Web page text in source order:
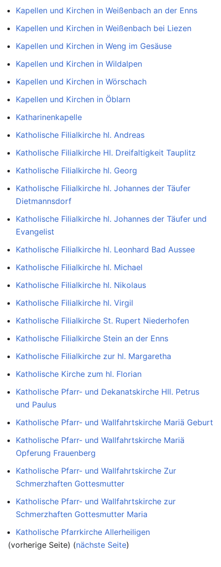
Kapellen und Kirchen in Weißenbach an der Enns
Kapellen und Kirchen in Weißenbach bei Liezen
Kapellen und Kirchen in Weng im Gesäuse
Kapellen und Kirchen in Wildalpen
Kapellen und Kirchen in Wörschach
Kapellen und Kirchen in Öblarn
Katharinenkapelle
Katholische Filialkirche hl. Andreas
Katholische Filialkirche Hl. Dreifaltigkeit Tauplitz
Katholische Filialkirche hl. Georg
Katholische Filialkirche hl. Johannes der Täufer
Dietmannsdorf
Katholische Filialkirche hl. Johannes der Täufer und
Evangelist
Katholische Filialkirche hl. Leonhard Bad Aussee
Katholische Filialkirche hl. Michael
Katholische Filialkirche hl. Nikolaus
Katholische Filialkirche hl. Virgil
Katholische Filialkirche St. Rupert Niederhofen
Katholische Filialkirche Stein an der Enns
Katholische Filialkirche zur hl. Margaretha
Katholische Kirche zum hl. Florian
Katholische Pfarr- und Dekanatskirche Hll. Petrus
und Paulus
Katholische Pfarr- und Wallfahrtskirche Mariä Geburt
Katholische Pfarr- und Wallfahrtskirche Mariä
Opferung Frauenberg
Katholische Pfarr- und Wallfahrtskirche Zur
Schmerzhaften Gottesmutter
Katholische Pfarr- und Wallfahrtskirche zur
Schmerzhaften Gottesmutter Maria
Katholische Pfarrkirche Allerheiligen
(vorherige Seite) (nächste Seite)